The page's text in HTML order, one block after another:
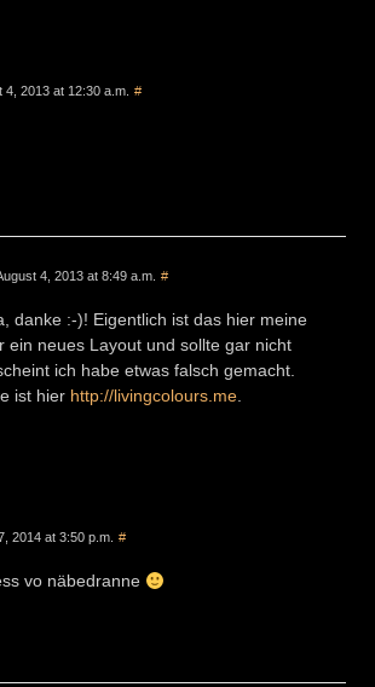
4, 2013 at 12:30 a.m. #
4, 2013 at 8:49 a.m. #
danke :-)! Eigentlich ist das hier meine
ein neues Layout und sollte gar nicht
ich habe etwas falsch gemacht.
ist hier http://livingcolours.me.
2014 at 3:50 p.m. #
vo näbedranne